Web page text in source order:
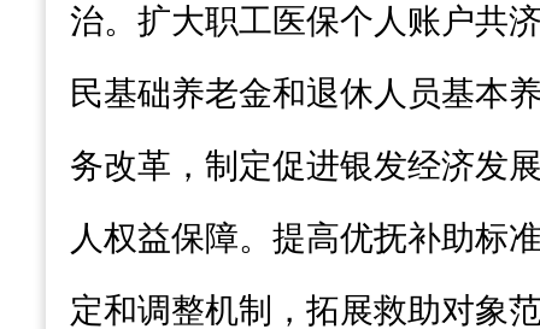
治。扩大职工医保个人账户共
民基础养老金和退休人员基本
务改革，制定促进银发经济发
人权益保障。提高优抚补助标
定和调整机制，拓展救助对象